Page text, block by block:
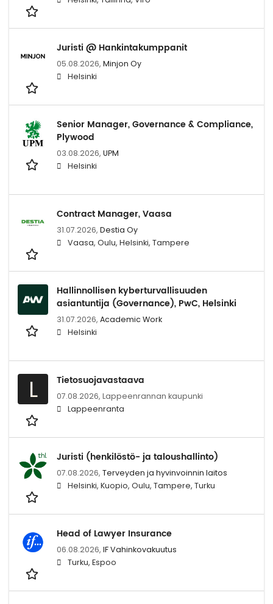
Juristi @ Hankintakumppanit
05.08.2026, Minjon Oy
Helsinki
Senior Manager, Governance & Compliance,
Plywood
03.08.2026, UPM
Helsinki
Contract Manager, Vaasa
31.07.2026, Destia Oy
Vaasa, Oulu, Helsinki, Tampere
Hallinnollisen kyberturvallisuuden
asiantuntija (Governance), PwC, Helsinki
31.07.2026, Academic Work
Helsinki
L Tietosuojavastaava
07.08.2026, Lappeenrannan kaupunki
Lappeenranta
Juristi (henkilöstö- ja taloushallinto)
07.08.2026, Terveyden ja hyvinvoinnin laitos
Helsinki, Kuopio, Oulu, Tampere, Turku
Head of Lawyer Insurance
06.08.2026, IF Vahinkovakuutus
Turku, Espoo